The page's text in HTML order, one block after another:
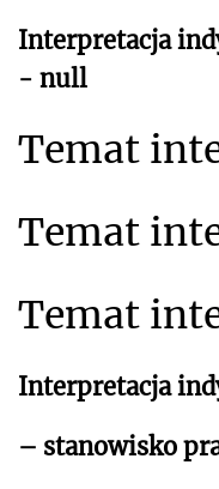
Interpretacja
- null
Temat
Temat
Temat
Interpretacja
– stanowisko